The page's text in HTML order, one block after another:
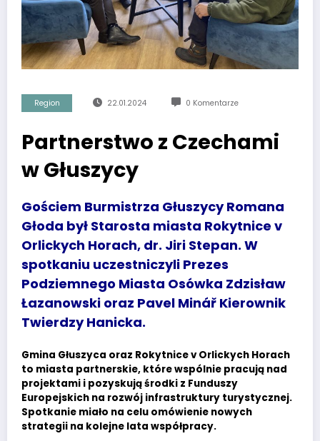
Region 22.01.2024 0 Komentarze
Partnerstwo z Czechami
w Głuszycy
Gościem Burmistrza Głuszycy Romana
Głoda był Starosta miasta Rokytnice v
Orlickych Horach, dr. Jiri Stepan. W
spotkaniu uczestniczyli Prezes
Podziemnego Miasta Osówka Zdzisław
Łazanowski oraz Pavel Minář Kierownik
Twierdzy Hanicka.
Gmina Głuszyca oraz Rokytnice v Orlickych Horach
to miasta partnerskie, które wspólnie pracują nad
projektami i pozyskują środki z Funduszy
Europejskich na rozwój infrastruktury turystycznej.
Spotkanie miało na celu omówienie nowych
strategii na kolejne lata współpracy.